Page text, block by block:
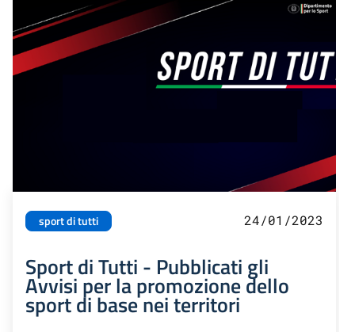
sport di tutti 24/01/2023
Sport di Tutti - Pubblicati gli
Avvisi per la promozione dello
sport di base nei territori